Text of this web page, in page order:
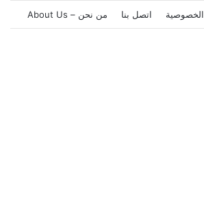
اتصل بنا من نحن – About Us